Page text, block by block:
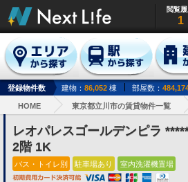
閲覧
1
登録物件数 建物： 86,052 棟 部屋数：
HOME 東京都立川市の賃貸物件一覧
レオパレスゴールデンピラ
2階 1K
バス・トイレ別 駐車場あり 室内洗濯機置場